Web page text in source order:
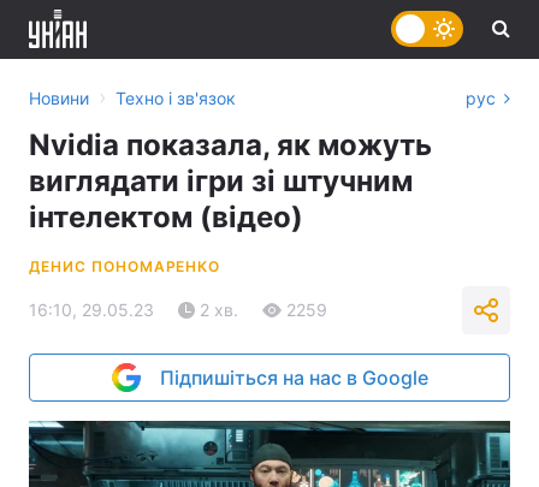
Новини › Техно і зв'язок рус
Nvidia показала, як можуть
виглядати ігри зі штучним
інтелектом (відео)
ДЕНИС ПОНОМАРЕНКО
16:10, 29.05.23 2 хв. 2259
Підпишіться на нас в Google